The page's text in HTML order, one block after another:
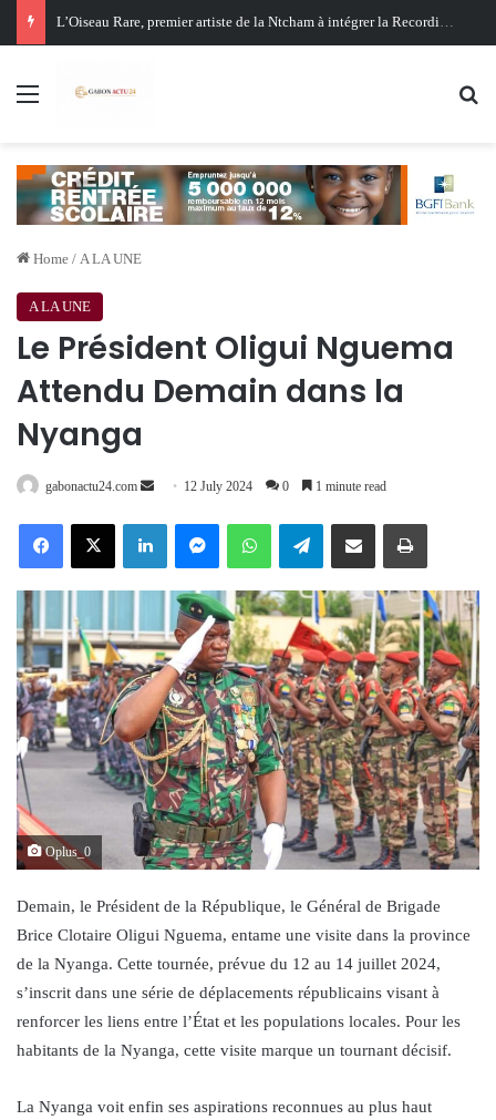
Oligui Nguema au Ghana : Libreville mise sur Accra pour renforcer sa stratégie diplomatique et économique
Menu
Home / A LA UNE
A LA UNE
Le Président Oligui Nguema
Attendu Demain dans la
Nyanga
gabonactu24.com
Send 12 July 2024 0 1 minute read
FacebookX LinkedInMessengerWhatsAppTelegramShare via Email Print
Oplus_0
Demain, le Président de la République, le Général de Brigade
Brice Clotaire Oligui Nguema, entame une visite dans la province
de la Nyanga. Cette tournée, prévue du 12 au 14 juillet 2024,
s’inscrit dans une série de déplacements républicains visant à
renforcer les liens entre l’État et les populations locales. Pour les
habitants de la Nyanga, cette visite marque un tournant décisif.
La Nyanga voit enfin ses aspirations reconnues au plus haut